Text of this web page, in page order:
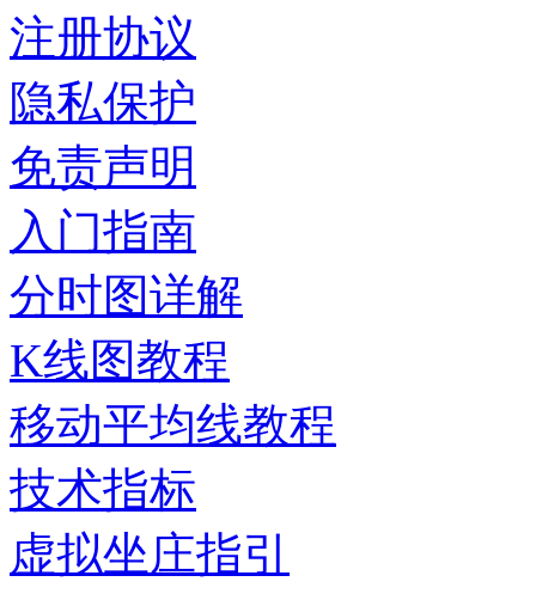
注册协议
隐私保护
免责声明
入门指南
分时图详解
K线图教程
移动平均线教程
技术指标
虚拟坐庄指引